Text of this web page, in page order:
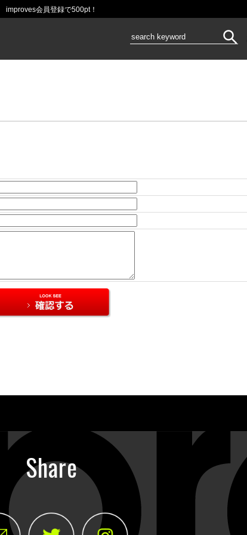
improves会員登録で500pt！
Share